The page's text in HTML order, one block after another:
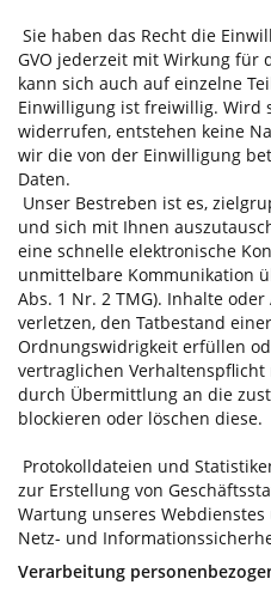
Sie haben das Recht die
GVO jederzeit mit Wirkung für
kann sich auch auf einzelne
Einwilligung ist freiwillig. Wird
widerrufen, entstehen keine
wir die von der Einwilligung
Daten.
Unser Bestreben ist es,
und sich mit Ihnen
eine schnelle elektronische
unmittelbare Kommunikation
Abs. 1 Nr. 2 TMG). Inhalte
verletzen, den Tatbestand
Ordnungswidrigkeit erfüllen
vertraglichen
durch Übermittlung an die
blockieren oder löschen diese.
Protokolldateien und
zur Erstellung von
Wartung unseres
Netz- und
Verarbeitung